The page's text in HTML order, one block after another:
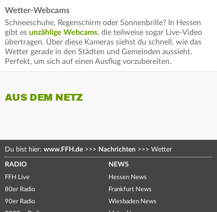
Wetter-Webcams
Schneeschuhe, Regenschirm oder Sonnenbrille? In Hessen
gibt es unzählige Webcams, die teilweise sogar Live-Video
übertragen. Über diese Kameras siehst du schnell, wie das
Wetter gerade in den Städten und Gemeinden aussieht.
Perfekt, um sich auf einen Ausflug vorzubereiten.
AUS DEM NETZ
Du bist hier: www.FFH.de >>> Nachrichten >>> Wetter
RADIO
FFH Live
80er Radio
90er Radio
NEWS
Hessen News
Frankfurt News
Wiesbaden News